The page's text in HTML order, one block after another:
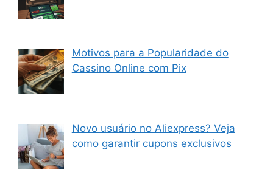
Motivos para a Popularidade do
Cassino Online com Pix
Novo usuário no Aliexpress? Veja
como garantir cupons exclusivos